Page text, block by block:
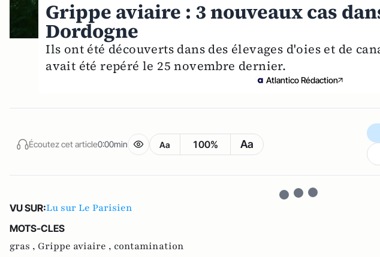
Grippe aviaire : 3 nouveaux cas
Dordogne
Ils ont été découverts dans des élevages d'oies et de
avait été repéré le 25 novembre dernier.
Atlantico Rédaction
Écoutez cet article0:00min Aa 100% Aa
VU SUR:Lu sur Le Parisien
MOTS-CLES
gras , Grippe aviaire , contamination